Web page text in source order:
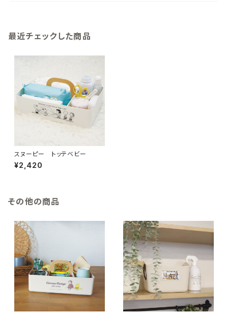
最近チェックした商品
スヌーピー トッテベビー
¥2,420
その他の商品